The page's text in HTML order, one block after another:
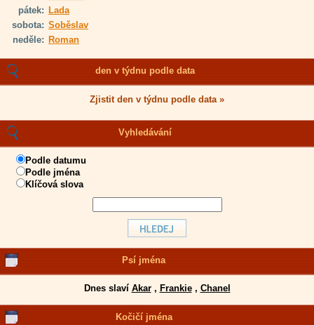
pátek: Lada
sobota: Soběslav
neděle: Roman
den v týdnu podle data
Zjistit den v týdnu podle data »
Vyhledávání
Podle datumu
Podle jména
Klíčová slova
Psí jména
Dnes slaví Akar, Frankie, Chanel
Kočičí jména